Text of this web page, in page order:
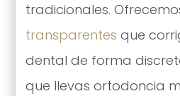
tradicionales.
transparentes que
dental de forma
que llevas ortodoncia